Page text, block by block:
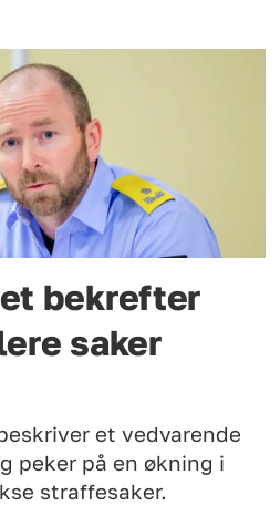
bekrefter
saker
et vedvarende
peker på en økning i
straffesaker.